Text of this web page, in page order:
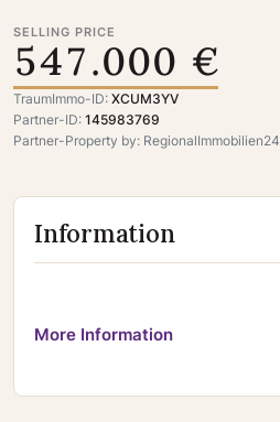
547.000 €
SELLING PRICE
TraumImmo-ID: XCUM3YV
Partner-ID: 145983769
Partner-Property by: RegionalImmobilien24
Information
More Information